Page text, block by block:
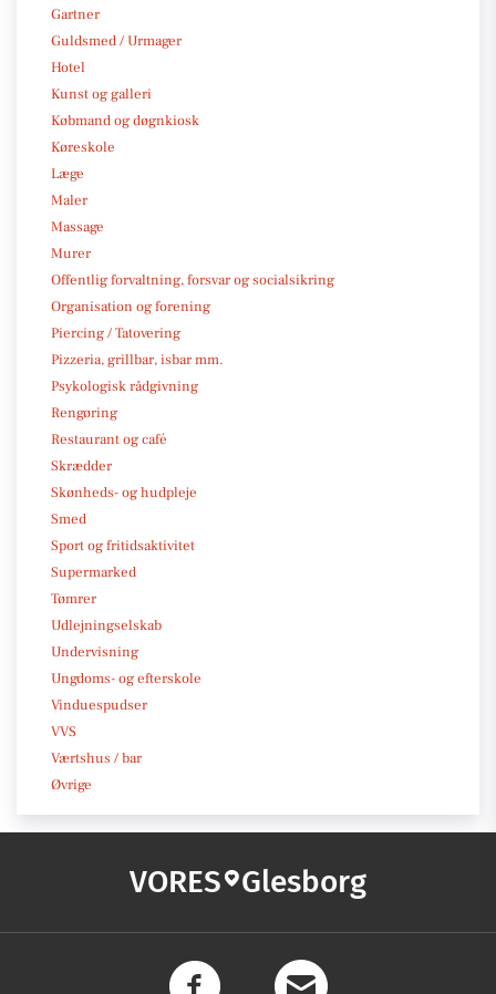
Gartner
Guldsmed / Urmager
Hotel
Kunst og galleri
Købmand og døgnkiosk
Køreskole
Læge
Maler
Massage
Murer
Offentlig forvaltning, forsvar og socialsikring
Organisation og forening
Piercing / Tatovering
Pizzeria, grillbar, isbar mm.
Psykologisk rådgivning
Rengøring
Restaurant og café
Skrædder
Skønheds- og hudpleje
Smed
Sport og fritidsaktivitet
Supermarked
Tømrer
Udlejningselskab
Undervisning
Ungdoms- og efterskole
Vinduespudser
VVS
Værtshus / bar
Øvrige
VORES Glesborg